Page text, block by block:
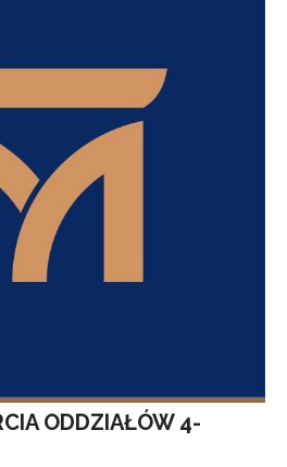
ODDZIAŁÓW 4-